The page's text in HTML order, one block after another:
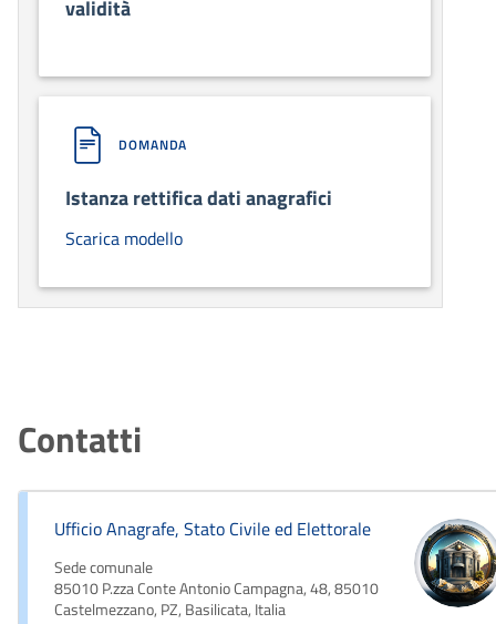
validità
DOMANDA
Istanza rettifica dati anagrafici
Scarica modello
Contatti
Ufficio Anagrafe, Stato Civile ed Elettorale
Sede comunale
85010 P.zza Conte Antonio Campagna, 48, 85010
Castelmezzano, PZ, Basilicata, Italia